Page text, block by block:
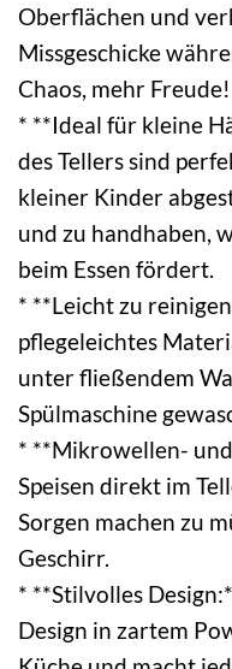
Oberflächen und
Missgeschicke
Chaos, mehr Freude!
* **Ideal für kleine
des Tellers sind
kleiner Kinder
und zu handhaben,
beim Essen fördert.
* **Leicht zu
pflegeleichtes
unter fließendem
Spülmaschine
* **Mikrowellen-
Speisen direkt im
Sorgen machen zu
Geschirr.
* **Stilvolles
Design in zartem